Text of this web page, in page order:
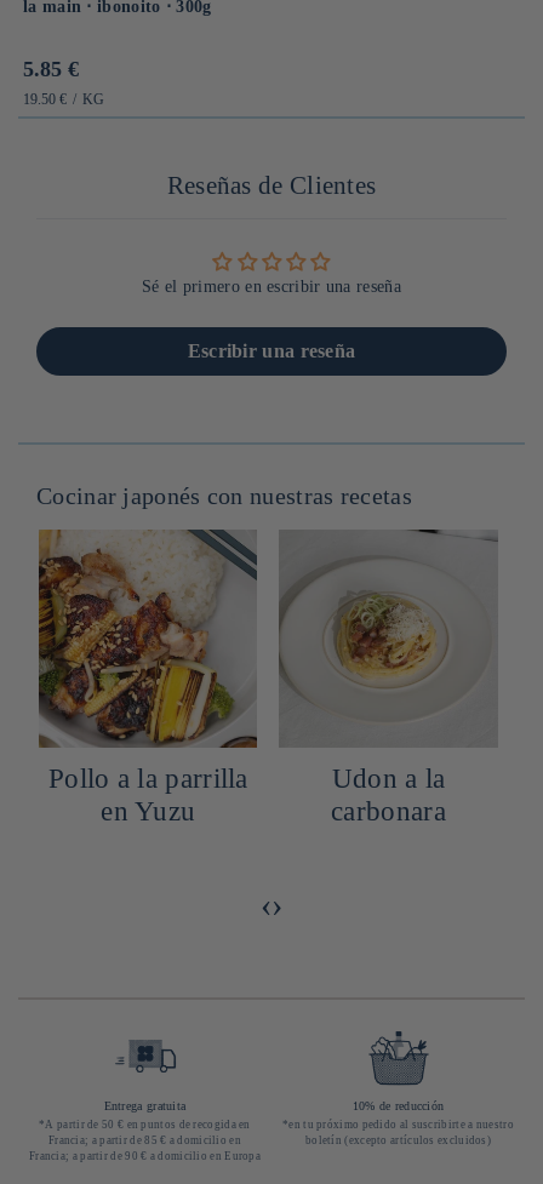
la main ⋅ ibonoito ⋅ 300g
Prix
habituel
5.85 €
PRIX
UNITAIRE
19.50 € / PAR
KG
Reseñas de Clientes
Sé el primero en escribir una reseña
Escribir una reseña
Cocinar japonés con nuestras recetas
Pollo a la parrilla
en Yuzu
Udon a la
carbonara
‹›
Entrega gratuita
*A partir de 50 € en puntos de recogida en
Francia; a partir de 85 € a domicilio en
Francia; a partir de 90 € a domicilio en Europa
10% de reducción
*en tu próximo pedido al suscribirte a nuestro
boletín (excepto artículos excluidos)